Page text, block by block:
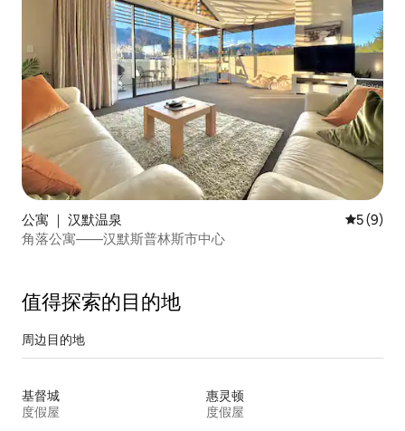
公寓 ｜ 汉默温泉 平均评分
5 (9)
角落公寓——汉默斯普林斯市中心
值得探索的目的地
周边目的地
基督城
度假屋
惠灵顿
度假屋